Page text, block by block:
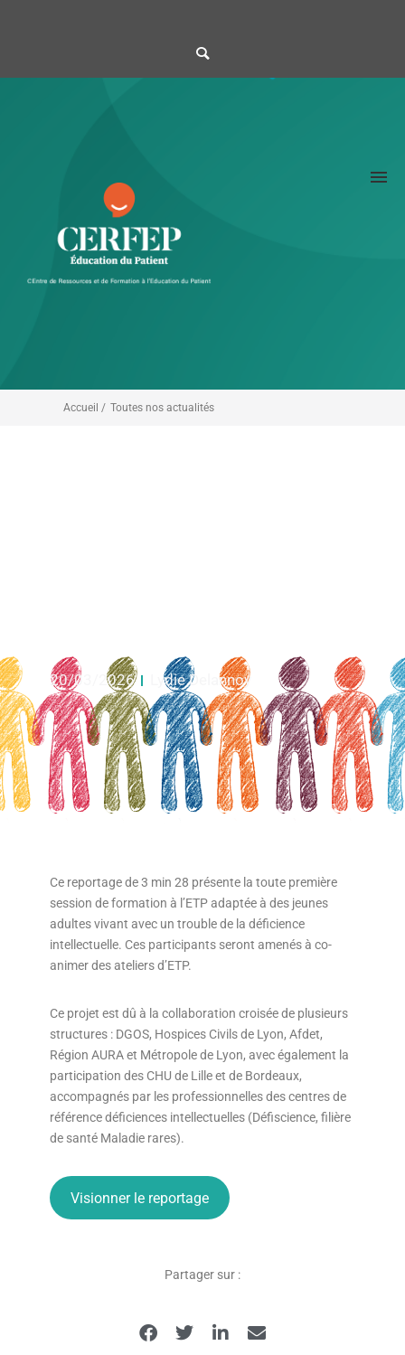
Accueil / Toutes nos actualités
20/03/2026 Lydie Delannoy
Ce reportage de 3 min 28 présente la toute première
session de formation à l’ETP adaptée à des jeunes
adultes vivant avec un trouble de la déficience
intellectuelle. Ces participants seront amenés à co-
animer des ateliers d’ETP.
Ce projet est dû à la collaboration croisée de plusieurs
structures : DGOS, Hospices Civils de Lyon, Afdet,
Région AURA et Métropole de Lyon, avec également la
participation des CHU de Lille et de Bordeaux,
accompagnés par les professionnelles des centres de
référence déficiences intellectuelles (Défiscience, filière
de santé Maladie rares).
Visionner le reportage
Partager sur :